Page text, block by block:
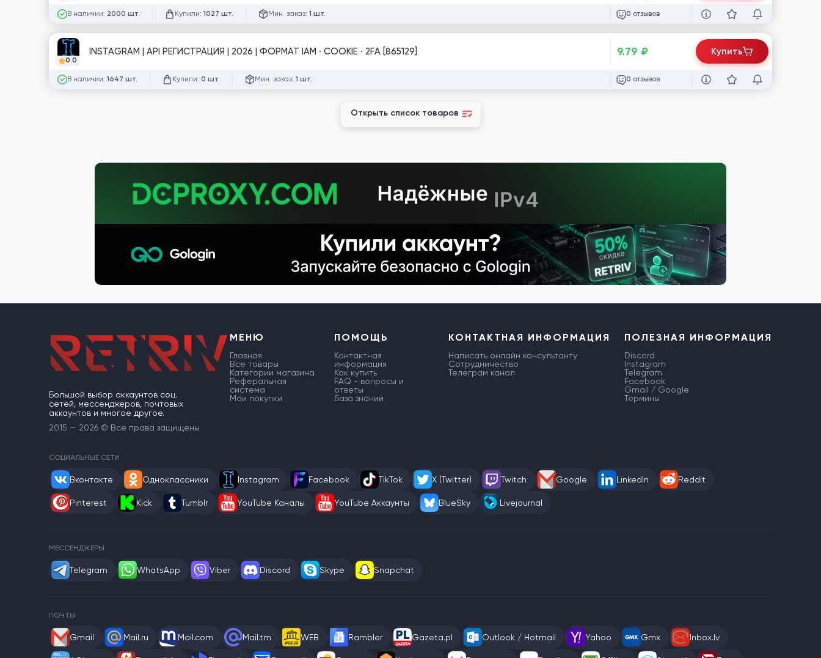
В наличии: 2000 шт. Купили: 1027 шт. Мин. заказ: 1 шт. 0 отзывов
0.0
INSTAGRAM | API РЕГИСТРАЦИЯ | 2026 | ФОРМАТ IAM · COOKIE · 2FA [865129]
В наличии: 1647 шт. Купили: 0 шт. Мин. заказ: 1 шт.
9.79 ₽
0 отзывов
Купить
Открыть список товаров
Большой выбор аккаунтов соц.
сетей, мессенджеров, почтовых
аккаунтов и многое другое.
2015 — 2026 © Все права защищены
МЕНЮ
Главная
Все товары
Категории магазина
Реферальная
система
Мои покупки
ПОМОЩЬ
Контактная
информация
Как купить
FAQ - вопросы и
ответы
База знаний
КОНТАКТНАЯ ИНФОРМАЦИЯ
Написать онлайн консультанту
Сотрудничество
Телеграм канал
ПОЛЕЗНАЯ ИНФОРМАЦИЯ
Discord
Instagram
Telegram
Facebook
Gmail / Google
Термины
СОЦИАЛЬНЫЕ СЕТИ
Вконтакте Одноклассники Instagram Facebook TikTok X (Twitter) Twitch Google LinkedIn Reddit
Pinterest Kick Tumblr YouTube Каналы YouTube Аккаунты BlueSky Livejournal
МЕССЕНДЖЕРЫ
Telegram WhatsApp Viber Discord Skype Snapchat
ПОЧТЫ
Gmail Mail.ru Mail.com Mail.tm WEB Rambler Gazeta.pl Outlook / Hotmail Yahoo Gmx Inbox.lv